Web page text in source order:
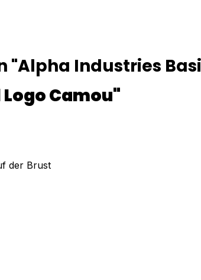
Industries
Camou"
der Brust